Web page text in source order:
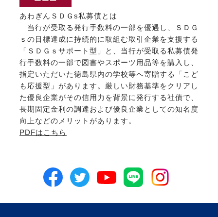
あわぎんＳＤＧs私募債とは
当行が受取る発行手数料の一部を優遇し、ＳＤＧ
ｓの目標達成に持続的に取組む取引企業を支援する
「ＳＤＧｓサポート型」と、当行が受取る私募債発
行手数料の一部で図書やスポーツ用品等を購入し、
指定いただいた徳島県内の学校等へ寄贈する「こど
も応援型」があります。厳しい財務基準をクリアし
た優良企業がその信用力を背景に発行する社債で、
長期固定金利の調達および優良企業としての知名度
向上などのメリットがあります。
PDFはこちら